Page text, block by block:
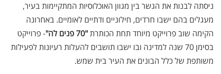
ניסתה לבנות את הגשר בין מגוון האוכלוסיות המתקיימות בעיר,
מעגלים בהם ישבו חרדים, חילוניים ודתיים לאומיים. באחרונה
הקימה שוב פרוייקט מיוחד תחת הכותרת"70 פנים לה"
- פרוייקט
בסימן 70 שנה למדינה ובו ישבו תושבים להעלות רעיונות לפעילות
משותפת של כלל הבונים את העיר בית שמש.